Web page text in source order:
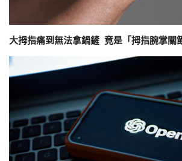
大拇指痛到無法拿鍋鏟 竟是「拇指腕掌關